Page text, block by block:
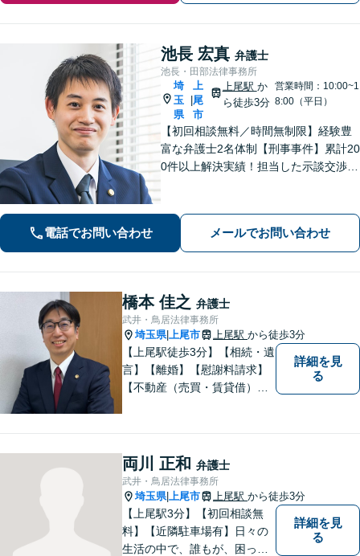
池長 宏真 弁護士
池長・田部法律事務所
埼
玉
県
上
尾
市
上尾駅 か
ら徒歩3分
営業時間：10:00~1
8:00（平日）
【初回相談無料／時間無制限】経験豊
富な弁護士2名体制【刑事事件】累計20
0件以上解決実績！担当した示談交渉の
料請求や財産分与、親権、養育費な
ど、累計200件以上の解決実績【上尾駅
3分】
電話でお問い合わせ メールでお問い合わせ
橋本 佳之 弁護士
武井・鳥居法律事務所
埼玉県| 上尾市 上尾駅 から徒歩3分
【上尾駅徒歩3分】【相続・遺
言】【離婚】【慰謝料請求】
【不動産（売買・賃貸借）】
詳細を見
る
両川 正和 弁護士
武井・鳥居法律事務所
埼玉県| 上尾市 上尾駅 から徒歩3分
【上尾駅3分】【初回相談無
料】【近隣駐車場有】日々の
生活の中で、誰もが、困っ
詳細を見
る